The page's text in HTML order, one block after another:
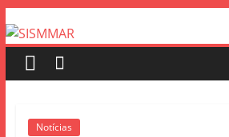
Notícias